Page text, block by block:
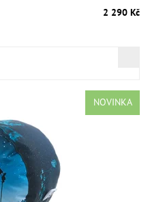
2 290 Kč
NOVINKA